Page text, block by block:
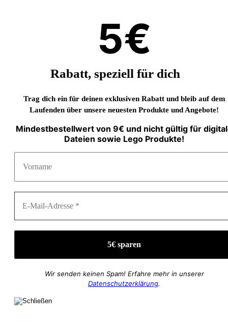
5€
Rabatt, speziell für dich
Trag dich ein für deinen exklusiven Rabatt und bleib auf dem
Laufenden über unsere neuesten Produkte und Angebote!
Mindestbestellwert von 9€ und nicht gültig für
Dateien sowie Lego Produkte!
Wir senden keinen Spam! Erfahre mehr in unserer
Datenschutzerklärung.